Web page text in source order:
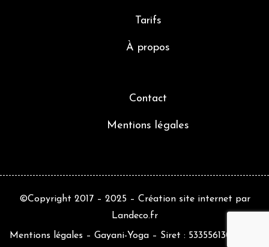
Tarifs
À propos
Contact
Mentions légales
©Copyright 2017 – 2025 – Création site internet par
Landeco.fr
Mentions légales – Gayani-Yoga – Siret : 53355613000052